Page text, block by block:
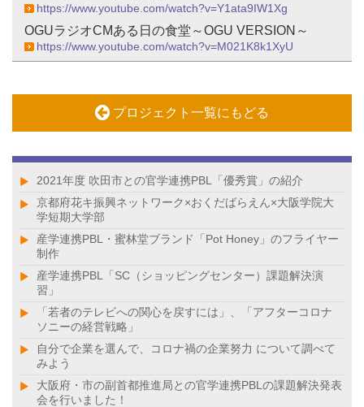
https://www.youtube.com/watch?v=Y1ata9IW1Xg
OGUラジオCMある日の食堂～OGU VERSION～
https://www.youtube.com/watch?v=M021K8k1XyU
プロジェクト一覧にもどる
2021年度 吹田市との官学連携PBL「優秀賞」の紹介
京都府花キ振興ネットワーク×おくだばらえん×大阪学院大
学短期大学部
産学連携PBL・蜜林堂ブランド「Pot Honey」のフライヤー
制作
産学連携PBL「SC（ショッピングセンター）課題解決演
習」
「若者のテレビへの関心を戻すには」、「アフターコロナ
ソニーの経営戦略」
自分で企業を選んで、コロナ禍の企業努力 について調べて
みよう
大阪府・市の副首都推進局との官学連携PBLの課題解決発表
会を行いました！